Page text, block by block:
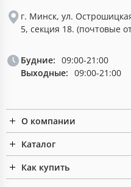
г. Минск, ул.
5, секция 18. (почтовые
Будние: 09:00-21:00
Выходные: 09:00-21:00
О компании
Каталог
Как купить